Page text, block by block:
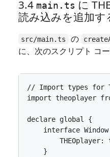
3.4 main.ts に
読み込みを追加す
src/main.ts の
に、次のスクリプト コ
import theoplayer
declare global
{
interface Window
THEOplayer:
}